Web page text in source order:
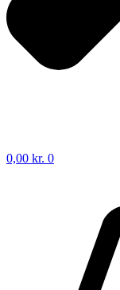
0,00 kr. 0